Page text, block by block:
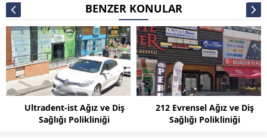
BENZER KONULAR
Ultradent-ist Ağız ve Diş
Sağlığı Polikliniği
212 Evrensel Ağız ve Diş
Sağlığı Polikliniği